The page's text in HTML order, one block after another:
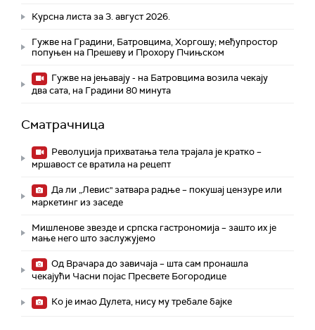
Курсна листа за 3. август 2026.
Гужве на Градини, Батровцима, Хоргошу; међупростор
попуњен на Прешеву и Прохору Пчињском
Гужве на јењавају - на Батровцима возила чекају
два сата, на Градини 80 минута
Сматрачница
Револуција прихватања тела трајала је кратко –
мршавост се вратила на рецепт
Да ли „Левис" затвара радње – покушај цензуре или
маркетинг из заседе
Мишленове звезде и српска гастрономија – зашто их је
мање него што заслужујемо
Од Врачара до завичаја – шта сам пронашла
чекајући Часни појас Пресвете Богородице
Ко је имао Дулета, нису му требале бајке